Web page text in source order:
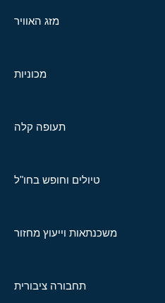
מזג האוויר
מכוניות
תעופה קלה
טיולים וחופש בחו"ל
משכנתאות וייעוץ מחזור
תחבורה ציבורית